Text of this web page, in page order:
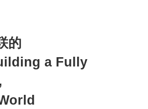
的
a Fully